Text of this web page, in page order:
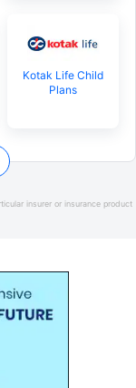
Kotak Life Child
Plans
insurer or insurance product